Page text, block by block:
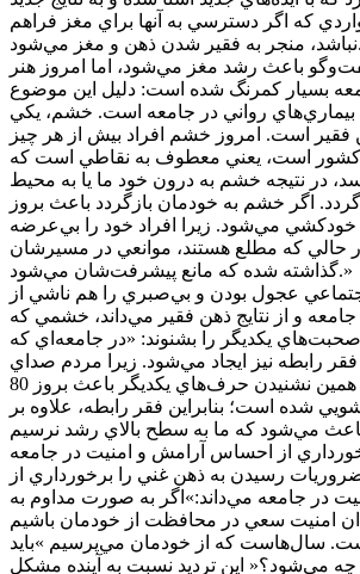
که اگر دسترسي به آنها براي مغز فراهم
نباشد، منجر به فقير شدن ذهن و مغز مي‌شود.
گفت‌و‌گو باعث رشد مغز مي‌شود، اما امروز هنر
بسيار کمرنگ شده است: دليل اين موضوع
بيماري‌هاي رواني در جامعه است. خشم، يکي
فقير است. امروز خشم افراد بيش از هر چيز
کشور است، يعني معطوف به نقاطي است که
در نتيجه خشم به درون خود ما يا به محيط
اگر خشم به خودمان بازگردد باعث بروز
مي‌شود. زيرا افراد خود را بي‌عرضه
در حالي که مطلع هستند، موانعي در مسيرشان
گذاشته شده که مانع پيشرفت‌شان مي‌شود.»
عجول بودن و بي‌صبري را هم ناشي از
و از نتايج ذهن فقير مي‌داند، خشمي که
صحبت‌هاي يکديگر را بشنوند: «در جامعه‌اي که
فقر رابطه نيز ايجاد مي‌شود. زيرا مردم صداي
يکديگر را نمي‌شنوند. همين نشنيدن حرف‌هاي يکديگر باعث بروز 80
شده است؛ بنابراين فقر رابطه، علاوه بر
از احساس آرامش و امنيت در جامعه
ضروريات رسيدن به ذهن غني را برخورداري از
در جامعه مي‌داند:»اگر به صورت مداوم به
امنيت سعي در محافظت از خودمان باشيم
سال‌هاست که از خودمان مي‌پرسيم »بايد
چه مي‌شود؟« اين ترديد نسبت به آينده مشکل